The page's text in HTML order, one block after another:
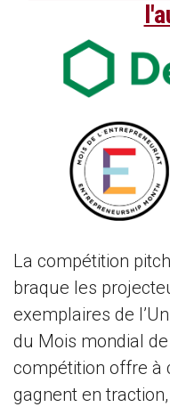
La compétition
braque les
exemplaires de
du Mois mondial
compétition offre à
gagnent en